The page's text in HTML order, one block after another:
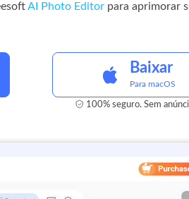
AI Photo Editor para aprimorar
Baixar
Para macOS
100% seguro. Sem